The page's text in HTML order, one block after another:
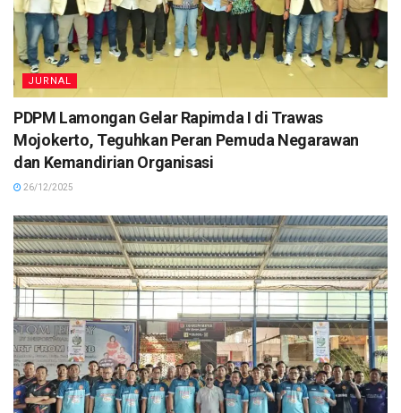
JURNAL
PDPM Lamongan Gelar Rapimda I di Trawas
Mojokerto, Teguhkan Peran Pemuda Negarawan
dan Kemandirian Organisasi
26/12/2025